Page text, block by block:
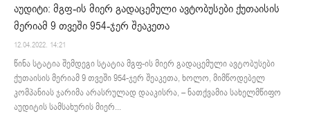
აუდიტი: მგფ-ის მიერ გადაცემული ავტობუსები ქუთაისის
მერიამ 9 თვეში 954-ჯერ შეაკეთა
12.04.2022. 14:21
წინა სტატია შემდეგი სტატია მგფ-ის მიერ გადაცემული ავტობუსები
ქუთაისის მერიამ 9 თვეში 954-ჯერ შეაკეთა, ხოლო, მიმწოდებელ
კომპანიას ჯარიმა არასრულად დააკისრა, – ნათქვამია სახელმწიფო
აუდიტის სამსახურის მიერ...